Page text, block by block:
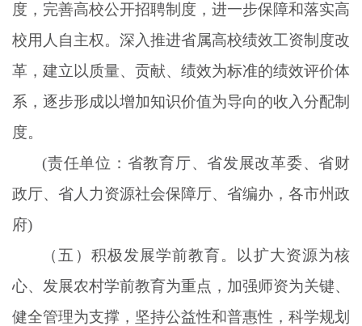
度，完善高校公开招聘制度，进一步保障和落实高
校用人自主权。深入推进省属高校绩效工资制度改
革，建立以质量、贡献、绩效为标准的绩效评价体
系，逐步形成以增加知识价值为导向的收入分配制
度。
(责任单位：省教育厅、省发展改革委、省财
政厅、省人力资源社会保障厅、省编办，各市州政
府)
（五）积极发展学前教育。以扩大资源为核
心、发展农村学前教育为重点，加强师资为关键、
健全管理为支撑，坚持公益性和普惠性，科学规划